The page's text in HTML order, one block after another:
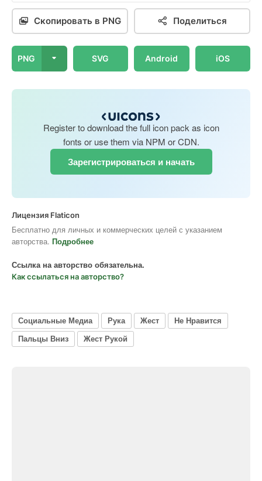
Скопировать в PNG Поделиться
PNG SVG Android iOS
Register to download the full icon pack as icon
fonts or use them via NPM or CDN.
Зарегистрироваться и начать
Лицензия Flaticon
Бесплатно для личных и коммерческих целей с указанием
авторства. Подробнее
Ссылка на авторство обязательна.
Как ссылаться на авторство?
Социальные Медиа Рука Жест
Не Нравится
Пальцы Вниз
Жест Рукой